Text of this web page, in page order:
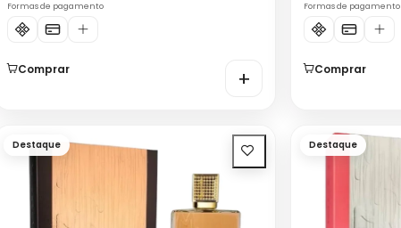
Formas de pagamento
Comprar +
Formas de pagamento
Comprar
Destaque Destaque